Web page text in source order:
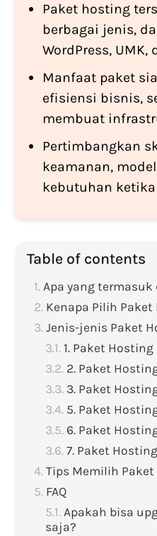
Paket hosting
berbagai jenis,
WordPress, UMK,
Manfaat paket
efisiensi bisnis,
membuat
Pertimbangkan
keamanan,
kebutuhan
Table of contents
Apa yang
Kenapa Pilih Paket
Jenis-jenis Paket
1. Paket
2. Paket
3. Paket
5. Paket
6. Paket
7. Paket
Tips Memilih
FAQ
Apakah bisa
saja?